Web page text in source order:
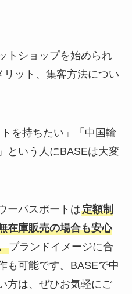
トショップを始められ
ット、集客方法につい
を持ちたい」「中国輸
という人にBASEは大変
ーパスポートは定額制
在庫販売の場合も安心
ブランドイメージに合
も可能です。BASEで中
方は、ぜひお気軽にご